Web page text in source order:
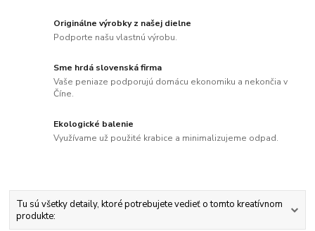
Originálne výrobky z našej dielne
Podporte našu vlastnú výrobu.
Sme hrdá slovenská firma
Vaše peniaze podporujú domácu ekonomiku a nekončia v
Číne.
Ekologické balenie
Využívame už použité krabice a minimalizujeme odpad.
Tu sú všetky detaily, ktoré potrebujete vedieť o tomto kreatívnom
produkte: